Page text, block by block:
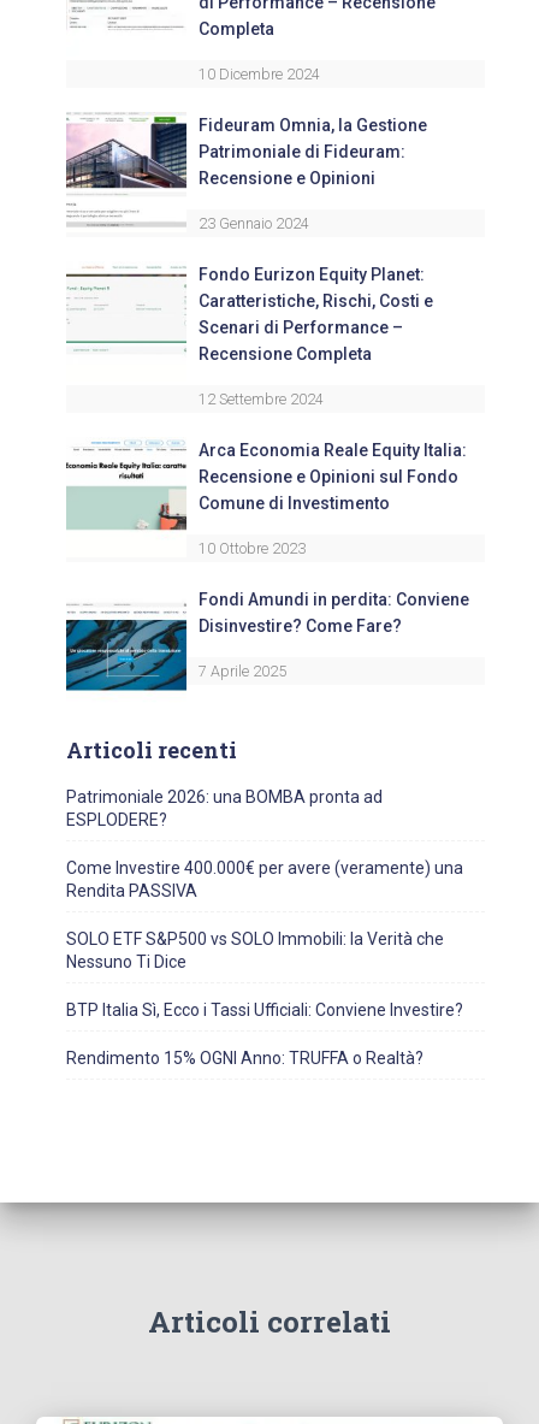
Completa
10 Dicembre 2024
Fideuram Omnia, la Gestione
Patrimoniale di Fideuram:
Recensione e Opinioni
23 Gennaio 2024
Fondo Eurizon Equity Planet:
Caratteristiche, Rischi, Costi e
Scenari di Performance –
Recensione Completa
12 Settembre 2024
Arca Economia Reale Equity Italia:
Recensione e Opinioni sul Fondo
Comune di Investimento
10 Ottobre 2023
Fondi Amundi in perdita: Conviene
Disinvestire? Come Fare?
7 Aprile 2025
Articoli recenti
Patrimoniale 2026: una BOMBA pronta ad
ESPLODERE?
Come Investire 400.000€ per avere (veramente) una
Rendita PASSIVA
SOLO ETF S&P500 vs SOLO Immobili: la Verità che
Nessuno Ti Dice
BTP Italia Sì, Ecco i Tassi Ufficiali: Conviene Investire?
Rendimento 15% OGNI Anno: TRUFFA o Realtà?
Articoli correlati